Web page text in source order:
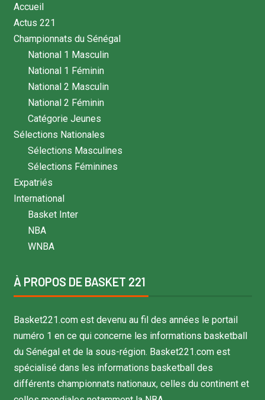
Accueil
Actus 221
Championnats du Sénégal
National 1 Masculin
National 1 Féminin
National 2 Masculin
National 2 Féminin
Catégorie Jeunes
Sélections Nationales
Sélections Masculines
Sélections Féminines
Expatriés
International
Basket Inter
NBA
WNBA
À PROPOS DE BASKET 221
Basket221.com est devenu au fil des années le portail
numéro 1 en ce qui concerne les informations basketball
du Sénégal et de la sous-région. Basket221.com est
spécialisé dans les informations basketball des
différents championnats nationaux, celles du continent et